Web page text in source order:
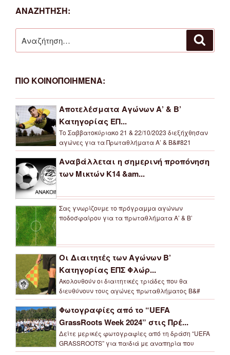
ΑΝΑΖΗΤΗΣΗ:
για:
ΠΙΟ ΚΟΙΝΟΠΟΙΗΜΕΝΑ:
Αποτελέσματα Αγώνων Α’ & Β’
Κατηγορίας ΕΠ...
Το Σαββατοκύριακο 21 & 22/10/2023 διεξήχθησαν
αγώνες για τα Πρωταθλήματα Α’ & Β&#821
Αναβάλλεται η σημερινή προπόνηση
των Μικτών Κ14 &am...
Σας γνωρίζουμε το πρόγραμμα αγώνων
ποδοσφαίρου για τα πρωταθλήματα Α’ & Β’
Οι Διαιτητές των Αγώνων Β’
Κατηγορίας ΕΠΣ Φλώρ...
Ακολουθούν οι διαιτητικές τριάδες που θα
διευθύνουν τους αγώνες πρωταθλήματος Β&#
Φωτογραφίες από το “UEFA
GrassRoots Week 2024” στις Πρέ...
Δείτε μερικές φωτογραφίες από τη δράση “UEFA
GRASSROOTS” για παιδιά με αναπηρία που